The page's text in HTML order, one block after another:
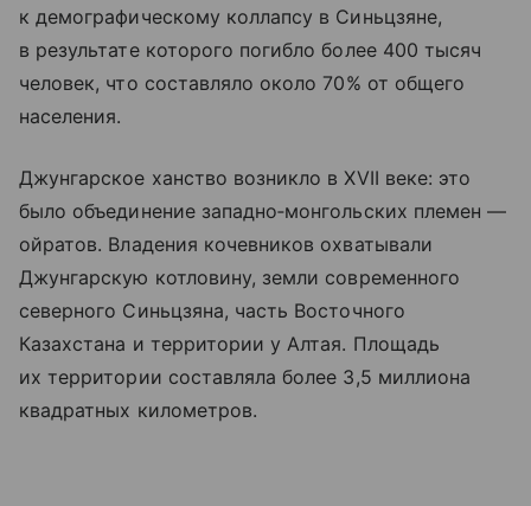
к демографическому коллапсу в Синьцзяне,
в результате которого погибло более 400 тысяч
человек, что составляло около 70% от общего
населения.
Джунгарское ханство возникло в XVII веке: это
было объединение западно‑монгольских племен —
ойратов. Владения кочевников охватывали
Джунгарскую котловину, земли современного
северного Синьцзяна, часть Восточного
Казахстана и территории у Алтая. Площадь
их территории составляла более 3,5 миллиона
квадратных километров.